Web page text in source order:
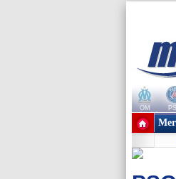
OM
+ de clubs